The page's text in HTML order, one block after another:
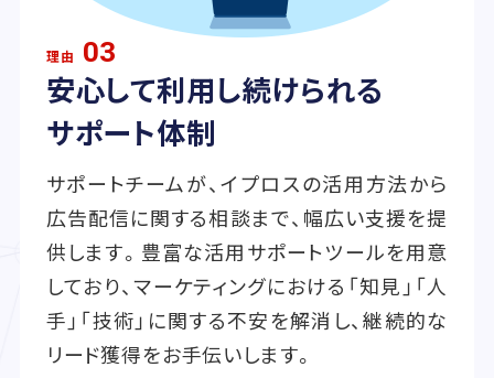
理由 03
安心して利用し続けられる
サポート体制
サポートチームが、イプロスの活用方法から
広告配信に関する相談まで、幅広い支援を提
供します。豊富な活用サポートツールを用意
しており、マーケティングにおける「知見」「人
手」「技術」に関する不安を解消し、継続的な
リード獲得をお手伝いします。